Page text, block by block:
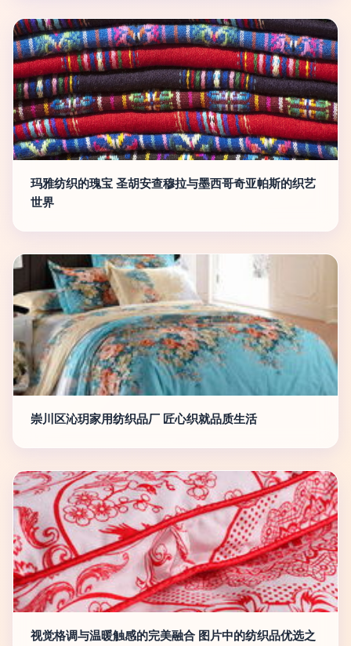
玛雅纺织的瑰宝 圣胡安查穆拉与墨西哥奇亚帕斯的织艺
世界
崇川区沁玥家用纺织品厂 匠心织就品质生活
视觉格调与温暖触感的完美融合 图片中的纺织品优选之